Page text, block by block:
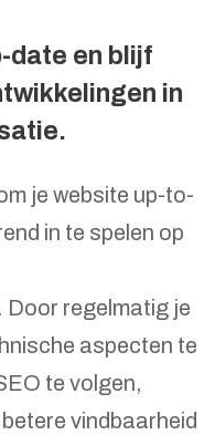
date en blijf
in
je website up-to-
in te spelen op
regelmatig je
aspecten te
te volgen,
vindbaarheid